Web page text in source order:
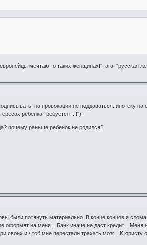
мечтают о таких женщинах!", ага. "русская
на провокации не поддаваться. ипотеку
ребенка требуется ...!").
почему раньше ребенок не родился?
были потянуть материально. В конце концов я
оформят на меня... Банк иначе не даст кредит...
своих и чтоб мне перестали трахать мозг... К юристу